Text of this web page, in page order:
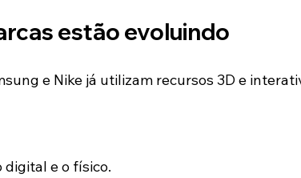
estão evoluindo
e Nike já utilizam recursos 3D e
e o físico.